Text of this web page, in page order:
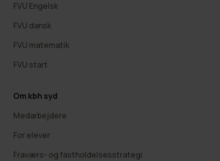
FVU Engelsk
FVU dansk
FVU matematik
FVU start
Om kbh syd
Medarbejdere
For elever
Fraværs- og fastholdelsesstrategi